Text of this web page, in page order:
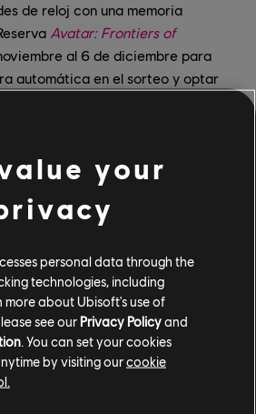
de reloj con una memoria
Avatar: Frontiers of
al 6 de diciembre para
automática en el sorteo y optar
en el sorteo los usuarios que
antes del 29 de noviembre.
sobre cómo participar,
estará disponible el 7 de
Xbox Series X|S y PC, así como
de Ubisoft+. Para conocer más
consulta lasespecificaciones
PCy descubre lahistoria y los
your
personal data through the
technologies, including
more about Ubisoft's use of
see our Privacy Policyand
. You can set your cookies
by visiting ourcookie